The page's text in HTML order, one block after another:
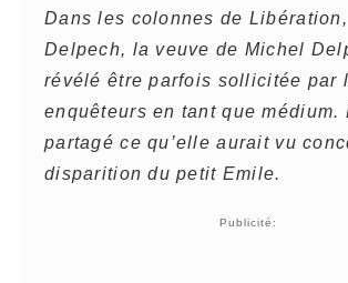
Dans les colonnes de
Delpech, la veuve de Michel
révélé être parfois sollicitée par
enquêteurs en tant que médium.
partagé ce qu’elle aurait vu
disparition du petit Emile.
Publicité: